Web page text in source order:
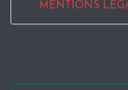
MENTIONS